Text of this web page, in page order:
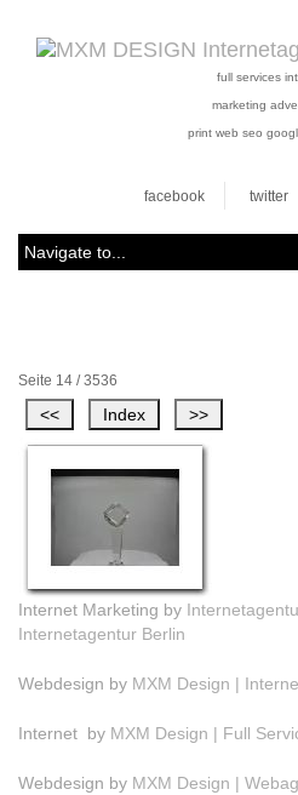
full services
marketing
print web seo
facebook twitter
Seite 14 / 3536
Internet Marketing by
Internetagentur Berlin
Webdesign by MXM Design |
Internet by MXM Design | Full
Webdesign by MXM Design |